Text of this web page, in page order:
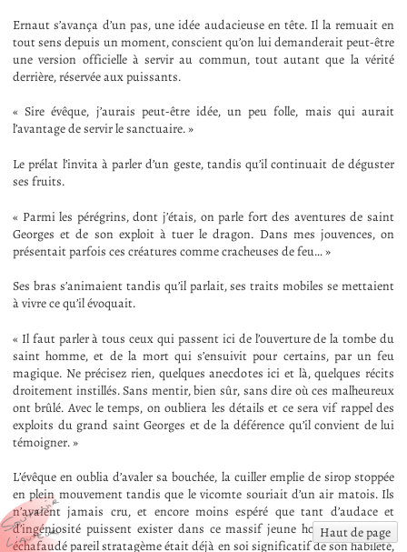
Haut de page
Ernaut s’avança d’un pas, une idée audacieuse en tête. Il la remuait en
tout sens depuis un moment, conscient qu’on lui demanderait peut-être
une version officielle à servir au commun, tout autant que la vérité
derrière, réservée aux puissants.
« Sire évêque, j’aurais peut-être idée, un peu folle, mais qui aurait
l’avantage de servir le sanctuaire. »
Le prélat l’invita à parler d’un geste, tandis qu’il continuait de déguster
ses fruits.
« Parmi les pérégrins, dont j’étais, on parle fort des aventures de saint
Georges et de son exploit à tuer le dragon. Dans mes jouvences, on
présentait parfois ces créatures comme cracheuses de feu… »
Ses bras s’animaient tandis qu’il parlait, ses traits mobiles se mettaient
à vivre ce qu’il évoquait.
« Il faut parler à tous ceux qui passent ici de l’ouverture de la tombe du
saint homme, et de la mort qui s’ensuivit pour certains, par un feu
magique. Ne précisez rien, quelques anecdotes ici et là, quelques récits
droitement instillés. Sans mentir, bien sûr, sans dire où ces malheureux
ont brûlé. Avec le temps, on oubliera les détails et ce sera vif rappel des
exploits du grand saint Georges et de la déférence qu’il convient de lui
témoigner. »
L’évêque en oublia d’avaler sa bouchée, la cuiller emplie de sirop stoppée
en plein mouvement tandis que le vicomte souriait d’un air matois. Ils
n’avaient jamais cru, et encore moins espéré que tant d’audace et
d’ingéniosité puissent exister dans ce massif jeune homme. Qu’il ait
échafaudé pareil stratagème était déjà en soi significatif de son habileté,